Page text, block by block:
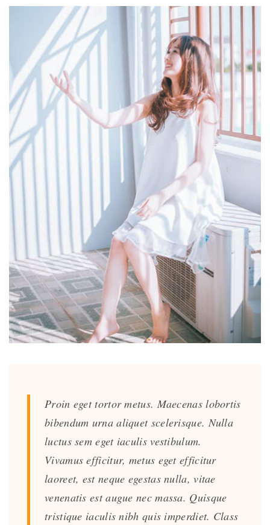
Proin eget tortor metus. Maecenas lobortis
bibendum urna aliquet scelerisque. Nulla
luctus sem eget iaculis vestibulum.
Vivamus efficitur, metus eget efficitur
laoreet, est neque egestas nulla, vitae
venenatis est augue nec massa. Quisque
tristique iaculis nibh quis imperdiet. Class